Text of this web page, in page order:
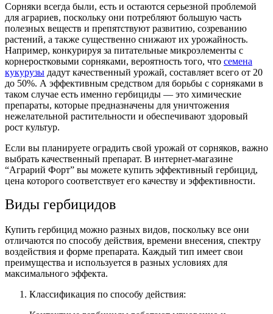
Сорняки всегда были, есть и остаются серьезной проблемой
для аграриев, поскольку они потребляют большую часть
полезных веществ и препятствуют развитию, созреванию
растений, а также существенно снижают их урожайность.
Например, конкурируя за питательные микроэлементы с
корнеростковыми сорняками, вероятность того, что семена
кукурузы дадут качественный урожай, составляет всего от 20
до 50%. А эффективным средством для борьбы с сорняками в
таком случае есть именно гербициды — это химические
препараты, которые предназначены для уничтожения
нежелательной растительности и обеспечивают здоровый
рост культур.
Если вы планируете оградить свой урожай от сорняков, важно
выбрать качественный препарат. В интернет-магазине
“Аграрий Форт” вы можете купить эффективный гербицид,
цена которого соответствует его качеству и эффективности.
Виды гербицидов
Купить гербицид можно разных видов, поскольку все они
отличаются по способу действия, времени внесения, спектру
воздействия и форме препарата. Каждый тип имеет свои
преимущества и используется в разных условиях для
максимального эффекта.
Классификация по способу действия: